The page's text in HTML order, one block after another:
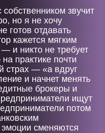
звучит
но я не хочу
готов отдавать
кажется мягким
и никто не требует
практике почти
страх — «а вдруг
и начнет менять
брокеры и
ищут
потом
сменяются